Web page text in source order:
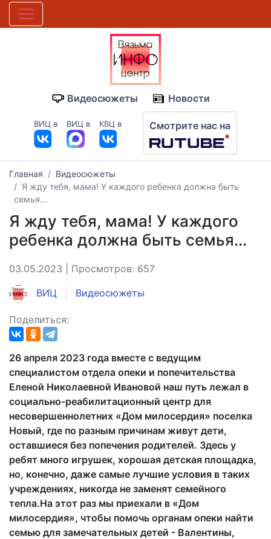
Видеосюжеты Новости
ВИЦ в ВИЦ в КВЦ в Смотрите нас на
Главная
Видеосюжеты
Я жду тебя, мама! У каждого ребенка должна быть
семья...
Я жду тебя, мама! У каждого
ребенка должна быть семья...
03.05.2023 | Просмотров: 657
ВИЦ Видеосюжеты
Поделиться:
26 апреля 2023 года вместе с ведущим
специалистом отдела опеки и попечительства
Еленой Николаевной Ивановой наш путь лежал в
социально-реабилитационный центр для
несовершеннолетних «Дом милосердия» поселка
Новый, где по разным причинам живут дети,
оставшиеся без попечения родителей. Здесь у
ребят много игрушек, хорошая детская площадка,
но, конечно, даже самые лучшие условия в таких
учреждениях, никогда не заменят семейного
тепла.На этот раз мы приехали в «Дом
милосердия», чтобы помочь органам опеки найти
семью для замечательных детей - Валентины,